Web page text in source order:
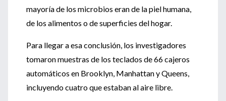
mayoría de los microbios eran de la piel humana,
de los alimentos o de superficies del hogar.
Para llegar a esa conclusión, los investigadores
tomaron muestras de los teclados de 66 cajeros
automáticos en Brooklyn, Manhattan y Queens,
incluyendo cuatro que estaban al aire libre.